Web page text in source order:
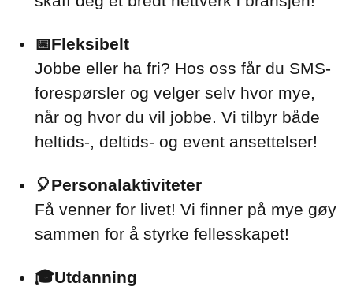
📅Fleksibelt
Jobbe eller ha fri? Hos oss får du SMS-
forespørsler og velger selv hvor mye,
når og hvor du vil jobbe. Vi tilbyr både
heltids-, deltids- og event ansettelser!
🎈Personalaktiviteter
Få venner for livet! Vi finner på mye gøy
sammen for å styrke fellesskapet!
🎓Utdanning